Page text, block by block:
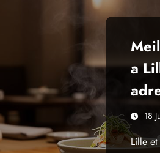
a
18
Lille et